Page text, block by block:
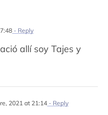
- Reply
allí soy Tajes y
2021 at 21:14- Reply